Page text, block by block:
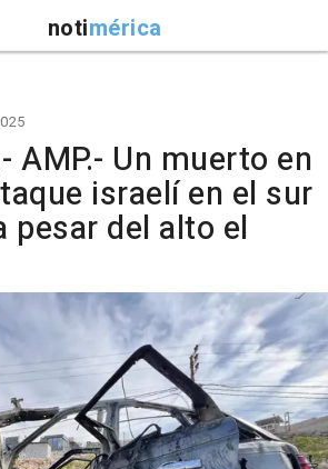
notimérica
AMP.- Un muerto en
israelí en el sur
pesar del alto el